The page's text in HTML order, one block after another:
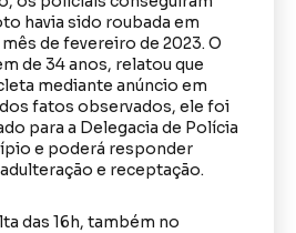
havia sido roubada em
de fevereiro de 2023. O
de 34 anos, relatou que
mediante anúncio em
fatos observados, ele foi
para a Delegacia de Polícia
e poderá responder
e receptação.
das 16h, também no